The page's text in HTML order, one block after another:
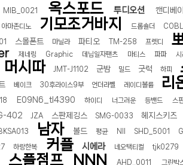
MIB_0021 옥스포드 투디오션 캔디베이
아마존디노 기모조거바지 드롭숄더
스몰폰트 마닐라 파티오 TM-258 프렛디
제네링 Graphic 데님일자팬츠 마티스 파파 시
머시따 JMT-J1102 군밤 밀드 굿럭 하피
베이크 30후라이스9부 언더라벨 레이디볼륨 리
E09N6_tl4390 하이디 너그러운 등밴드 스
402 JZA 스판제깅스 SMG-0033 헤지스키즈
남자 볼드 평균 NII SHD_5001
하랑한복 커플 시에라 네오택티컬 tjk0279
스플점프 NNN AHD_0011 그린박